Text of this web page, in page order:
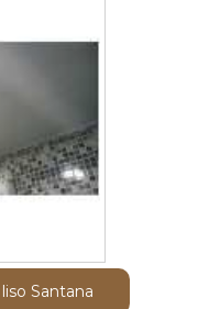
Santana